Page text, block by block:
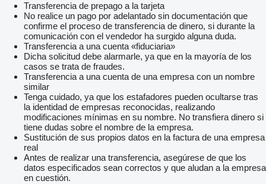
Transferencia de prepago a la tarjeta
No realice un pago por adelantado sin documentación que
confirme el proceso de transferencia de dinero, si durante la
comunicación con el vendedor ha surgido alguna duda.
Transferencia a una cuenta «fiduciaria»
Dicha solicitud debe alarmarle, ya que en la mayoría de los
casos se trata de fraudes.
Transferencia a una cuenta de una empresa con un nombre
similar
Tenga cuidado, ya que los estafadores pueden ocultarse tras
la identidad de empresas reconocidas, realizando
modificaciones mínimas en su nombre. No transfiera dinero si
tiene dudas sobre el nombre de la empresa.
Sustitución de sus propios datos en la factura de una empresa
real
Antes de realizar una transferencia, asegúrese de que los
datos especificados sean correctos y que aludan a la empresa
en cuestión.